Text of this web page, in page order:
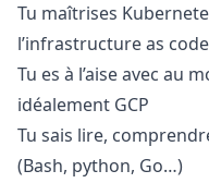
Tu maîtrises
l’infrastructure as code
Tu es à l’aise avec au
idéalement GCP
Tu sais lire,
(Bash, python, Go…)